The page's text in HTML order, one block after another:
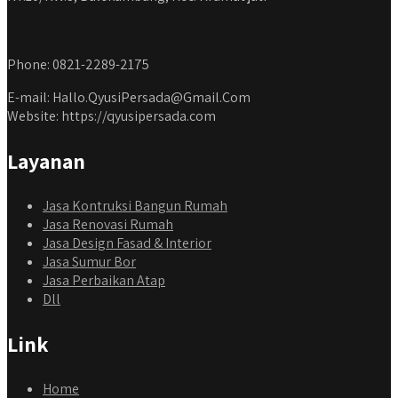
Phone: 0821-2289-2175
E-mail: Hallo.QyusiPersada@Gmail.Com
Website: https://qyusipersada.com
Layanan
Jasa Kontruksi Bangun Rumah
Jasa Renovasi Rumah
Jasa Design Fasad & Interior
Jasa Sumur Bor
Jasa Perbaikan Atap
Dll
Link
Home